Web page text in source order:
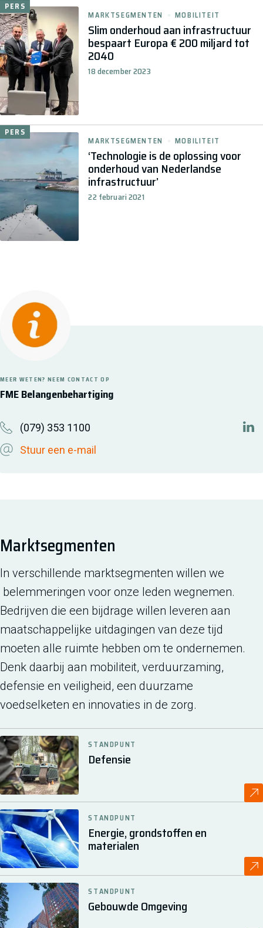
Slim onderhoud aan infrastructuur
bespaart Europa € 200 miljard tot
2040
18 december 2023
MARKTSEGMENTEN MOBILITEIT
PERS
‘Technologie is de oplossing voor
onderhoud van Nederlandse
infrastructuur’
22 februari 2021
MARKTSEGMENTEN MOBILITEIT
PERS
FME Belangenbehartiging
MEER WETEN? NEEM CONTACT OP
(079) 353 1100
Stuur een e-mail
Marktsegmenten
In verschillende marktsegmenten willen we
belemmeringen voor onze leden wegnemen.
Bedrijven die een bijdrage willen leveren aan
maatschappelijke uitdagingen van deze tijd
moeten alle ruimte hebben om te ondernemen.
Denk daarbij aan mobiliteit, verduurzaming,
defensie en veiligheid, een duurzame
voedselketen en innovaties in de zorg.
Defensie
STANDPUNT
Energie, grondstoffen en
materialen
STANDPUNT
Gebouwde Omgeving
STANDPUNT